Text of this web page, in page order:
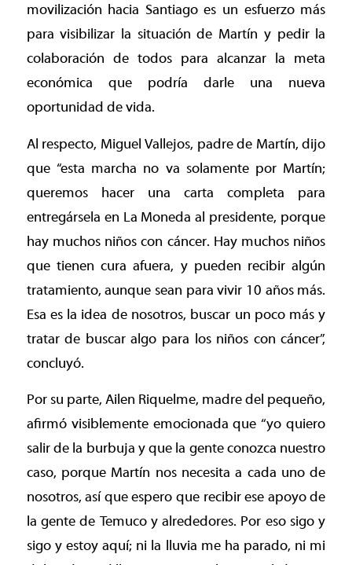
movilización hacia Santiago es un esfuerzo más
para visibilizar la situación de Martín y pedir la
colaboración de todos para alcanzar la meta
económica que podría darle una nueva
oportunidad de vida.
Al respecto, Miguel Vallejos, padre de Martín, dijo
que “esta marcha no va solamente por Martín;
queremos hacer una carta completa para
entregársela en La Moneda al presidente, porque
hay muchos niños con cáncer. Hay muchos niños
que tienen cura afuera, y pueden recibir algún
tratamiento, aunque sean para vivir 10 años más.
Esa es la idea de nosotros, buscar un poco más y
tratar de buscar algo para los niños con cáncer”,
concluyó.
Por su parte, Ailen Riquelme, madre del pequeño,
afirmó visiblemente emocionada que “yo quiero
salir de la burbuja y que la gente conozca nuestro
caso, porque Martín nos necesita a cada uno de
nosotros, así que espero que recibir ese apoyo de
la gente de Temuco y alrededores. Por eso sigo y
sigo y estoy aquí; ni la lluvia me ha parado, ni mi